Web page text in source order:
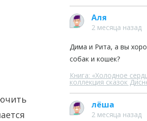
Аля
2 месяца назад
Дима и Рита, а вы
собак и кошек?
Книга: «Холодное
коллекция сказок
лёша
2 месяца назад